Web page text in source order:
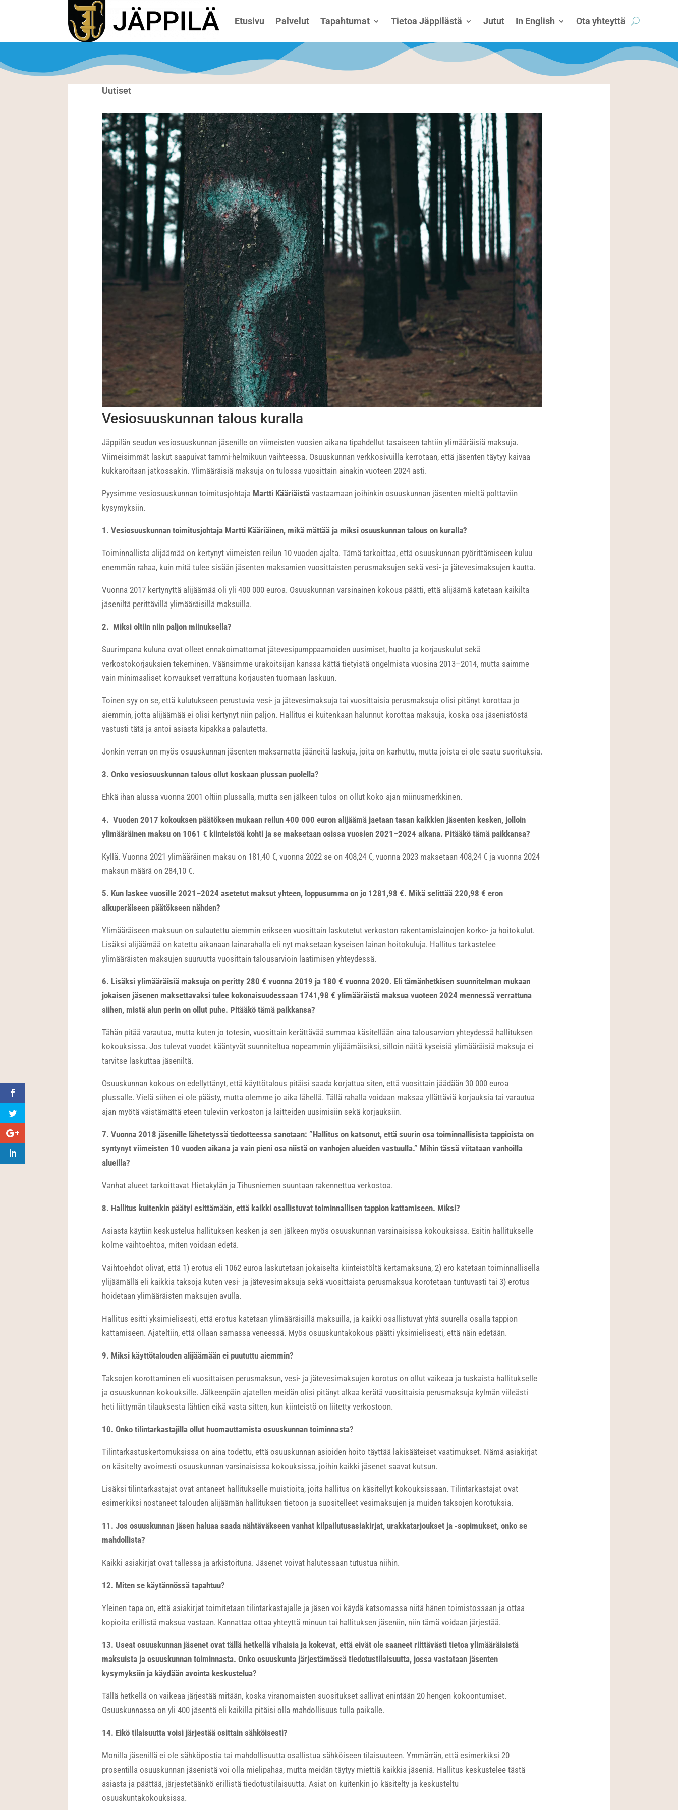
Etusivu Palvelut Tapahtumat Tietoa Jäppilästä Jutut In English Ota yhteyttä
Uutiset
Vesiosuuskunnan talous kuralla
Jäppilän seudun vesiosuuskunnan jäsenille on viimeisten vuosien aikana tipahdellut tasaiseen tahtiin ylimääräisiä maksuja.
Viimeisimmät laskut saapuivat tammi-helmikuun vaihteessa. Osuuskunnan verkkosivuilla kerrotaan, että jäsenten täytyy kaivaa
kukkaroitaan jatkossakin. Ylimääräisiä maksuja on tulossa vuosittain ainakin vuoteen 2024 asti.
Pyysimme vesiosuuskunnan toimitusjohtaja Martti Kääriäistävastaamaan joihinkin osuuskunnan jäsenten mieltä polttaviin
kysymyksiin.
1. Vesiosuuskunnan toimitusjohtaja Martti Kääriäinen, mikä mättää ja miksi osuuskunnan talous on kuralla?
Toiminnallista alijäämää on kertynyt viimeisten reilun 10 vuoden ajalta. Tämä tarkoittaa, että osuuskunnan pyörittämiseen kuluu
enemmän rahaa, kuin mitä tulee sisään jäsenten maksamien vuosittaisten perusmaksujen sekä vesi- ja jätevesimaksujen kautta.
Vuonna 2017 kertynyttä alijäämää oli yli 400 000 euroa. Osuuskunnan varsinainen kokous päätti, että alijäämä katetaan kaikilta
jäseniltä perittävillä ylimääräisillä maksuilla.
2. Miksi oltiin niin paljon miinuksella?
Suurimpana kuluna ovat olleet ennakoimattomat jätevesipumppaamoiden uusimiset, huolto ja korjauskulut sekä
verkostokorjauksien tekeminen. Väänsimme urakoitsijan kanssa kättä tietyistä ongelmista vuosina 2013–2014, mutta saimme
vain minimaaliset korvaukset verrattuna korjausten tuomaan laskuun.
Toinen syy on se, että kulutukseen perustuvia vesi- ja jätevesimaksuja tai vuosittaisia perusmaksuja olisi pitänyt korottaa jo
aiemmin, jotta alijäämää ei olisi kertynyt niin paljon. Hallitus ei kuitenkaan halunnut korottaa maksuja, koska osa jäsenistöstä
vastusti tätä ja antoi asiasta kipakkaa palautetta.
Jonkin verran on myös osuuskunnan jäsenten maksamatta jääneitä laskuja, joita on karhuttu, mutta joista ei ole saatu suorituksia.
3. Onko vesiosuuskunnan talous ollut koskaan plussan puolella?
Ehkä ihan alussa vuonna 2001 oltiin plussalla, mutta sen jälkeen tulos on ollut koko ajan miinusmerkkinen.
4. Vuoden 2017 kokouksen päätöksen mukaan reilun 400 000 euron alijäämä jaetaan tasan kaikkien jäsenten kesken, jolloin
ylimääräinen maksu on 1061 € kiinteistöä kohti ja se maksetaan osissa vuosien 2021–2024 aikana. Pitääkö tämä paikkansa?
Kyllä. Vuonna 2021 ylimääräinen maksu on 181,40 €, vuonna 2022 se on 408,24 €, vuonna 2023 maksetaan 408,24 € ja vuonna 2024
maksun määrä on 284,10 €.
5. Kun laskee vuosille 2021–2024 asetetut maksut yhteen, loppusumma on jo 1281,98 €. Mikä selittää 220,98 € eron
alkuperäiseen päätökseen nähden?
Ylimääräiseen maksuun on sulautettu aiemmin erikseen vuosittain laskutetut verkoston rakentamislainojen korko- ja hoitokulut.
Lisäksi alijäämää on katettu aikanaan lainarahalla eli nyt maksetaan kyseisen lainan hoitokuluja. Hallitus tarkastelee
ylimääräisten maksujen suuruutta vuosittain talousarvioin laatimisen yhteydessä.
6. Lisäksi ylimääräisiä maksuja on peritty 280 € vuonna 2019 ja 180 € vuonna 2020. Eli tämänhetkisen suunnitelman mukaan
jokaisen jäsenen maksettavaksi tulee kokonaisuudessaan 1741,98 € ylimääräistä maksua vuoteen 2024 mennessä verrattuna
siihen, mistä alun perin on ollut puhe. Pitääkö tämä paikkansa?
Tähän pitää varautua, mutta kuten jo totesin, vuosittain kerättävää summaa käsitellään aina talousarvion yhteydessä hallituksen
kokouksissa. Jos tulevat vuodet kääntyvät suunniteltua nopeammin ylijäämäisiksi, silloin näitä kyseisiä ylimääräisiä maksuja ei
tarvitse laskuttaa jäseniltä.
Osuuskunnan kokous on edellyttänyt, että käyttötalous pitäisi saada korjattua siten, että vuosittain jäädään 30 000 euroa
plussalle. Vielä siihen ei ole päästy, mutta olemme jo aika lähellä. Tällä rahalla voidaan maksaa yllättäviä korjauksia tai varautua
ajan myötä väistämättä eteen tuleviin verkoston ja laitteiden uusimisiin sekä korjauksiin.
7. Vuonna 2018 jäsenille lähetetyssä tiedotteessa sanotaan: ”Hallitus on katsonut, että suurin osa toiminnallisista tappioista on
syntynyt viimeisten 10 vuoden aikana ja vain pieni osa niistä on vanhojen alueiden vastuulla.” Mihin tässä viitataan vanhoilla
alueilla?
Vanhat alueet tarkoittavat Hietakylän ja Tihusniemen suuntaan rakennettua verkostoa.
8. Hallitus kuitenkin päätyi esittämään, että kaikki osallistuvat toiminnallisen tappion kattamiseen. Miksi?
Asiasta käytiin keskustelua hallituksen kesken ja sen jälkeen myös osuuskunnan varsinaisissa kokouksissa. Esitin hallitukselle
kolme vaihtoehtoa, miten voidaan edetä.
Vaihtoehdot olivat, että 1) erotus eli 1062 euroa laskutetaan jokaiselta kiinteistöltä kertamaksuna, 2) ero katetaan toiminnallisella
ylijäämällä eli kaikkia taksoja kuten vesi- ja jätevesimaksuja sekä vuosittaista perusmaksua korotetaan tuntuvasti tai 3) erotus
hoidetaan ylimääräisten maksujen avulla.
Hallitus esitti yksimielisesti, että erotus katetaan ylimääräisillä maksuilla, ja kaikki osallistuvat yhtä suurella osalla tappion
kattamiseen. Ajateltiin, että ollaan samassa veneessä. Myös osuuskuntakokous päätti yksimielisesti, että näin edetään.
9. Miksi käyttötalouden alijäämään ei puututtu aiemmin?
Taksojen korottaminen eli vuosittaisen perusmaksun, vesi- ja jätevesimaksujen korotus on ollut vaikeaa ja tuskaista hallitukselle
ja osuuskunnan kokouksille. Jälkeenpäin ajatellen meidän olisi pitänyt alkaa kerätä vuosittaisia perusmaksuja kylmän viileästi
heti liittymän tilauksesta lähtien eikä vasta sitten, kun kiinteistö on liitetty verkostoon.
10. Onko tilintarkastajilla ollut huomauttamista osuuskunnan toiminnasta?
Tilintarkastuskertomuksissa on aina todettu, että osuuskunnan asioiden hoito täyttää lakisääteiset vaatimukset. Nämä asiakirjat
on käsitelty avoimesti osuuskunnan varsinaisissa kokouksissa, joihin kaikki jäsenet saavat kutsun.
Lisäksi tilintarkastajat ovat antaneet hallitukselle muistioita, joita hallitus on käsitellyt kokouksissaan. Tilintarkastajat ovat
esimerkiksi nostaneet talouden alijäämän hallituksen tietoon ja suositelleet vesimaksujen ja muiden taksojen korotuksia.
11. Jos osuuskunnan jäsen haluaa saada nähtäväkseen vanhat kilpailutusasiakirjat, urakkatarjoukset ja -sopimukset, onko se
mahdollista?
Kaikki asiakirjat ovat tallessa ja arkistoituna. Jäsenet voivat halutessaan tutustua niihin.
12. Miten se käytännössä tapahtuu?
Yleinen tapa on, että asiakirjat toimitetaan tilintarkastajalle ja jäsen voi käydä katsomassa niitä hänen toimistossaan ja ottaa
kopioita erillistä maksua vastaan. Kannattaa ottaa yhteyttä minuun tai hallituksen jäseniin, niin tämä voidaan järjestää.
13. Useat osuuskunnan jäsenet ovat tällä hetkellä vihaisia ja kokevat, että eivät ole saaneet riittävästi tietoa ylimääräisistä
maksuista ja osuuskunnan toiminnasta. Onko osuuskunta järjestämässä tiedotustilaisuutta, jossa vastataan jäsenten
kysymyksiin ja käydään avointa keskustelua?
Tällä hetkellä on vaikeaa järjestää mitään, koska viranomaisten suositukset sallivat enintään 20 hengen kokoontumiset.
Osuuskunnassa on yli 400 jäsentä eli kaikilla pitäisi olla mahdollisuus tulla paikalle.
14. Eikö tilaisuutta voisi järjestää osittain sähköisesti?
Monilla jäsenillä ei ole sähköpostia tai mahdollisuutta osallistua sähköiseen tilaisuuteen. Ymmärrän, että esimerkiksi 20
prosentilla osuuskunnan jäsenistä voi olla mielipahaa, mutta meidän täytyy miettiä kaikkia jäseniä. Hallitus keskustelee tästä
asiasta ja päättää, järjestetäänkö erillistä tiedotustilaisuutta. Asiat on kuitenkin jo käsitelty ja keskusteltu
osuuskuntakokouksissa.